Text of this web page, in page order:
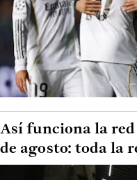
Así funciona la red
de agosto: toda la